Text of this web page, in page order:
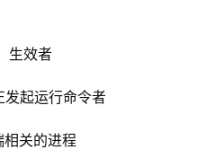
生效者
起运行命令者
关的进程